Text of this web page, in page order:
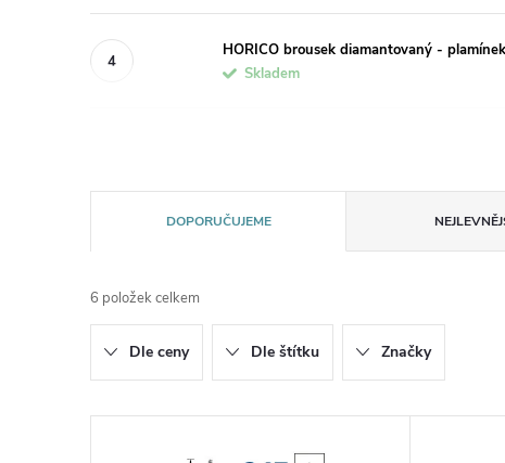
HORICO brousek diamantovaný -
Skladem
a
z
e
n
DOPORUČUJEME
6 položek celkem
Dle ceny Dle štítku Značky